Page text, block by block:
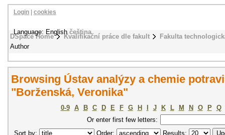
DSpace Home Kvalifikační práce dle fakult
Fakulta
Author
Login cookies
Language: Englishčeština
Browsing Ústav analýzy a chemie
"Borženská, Veronika"
0-9 A B C D E F G H J K L M N O P
Q
Or enter first few letters:
Sort by:
Order: Results: